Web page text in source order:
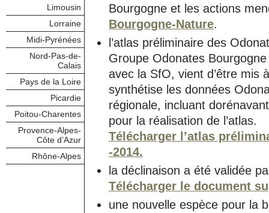
Limousin
Lorraine
Midi-Pyrénées
Nord-Pas-de-
Calais
Pays de la Loire
Picardie
Poitou-Charentes
Provence-Alpes-
Côte d’Azur
Rhône-Alpes
Bourgogne et les actions
Bourgogne-Nature.
l’atlas préliminaire des
Groupe Odonates
avec la SfO, vient d’être mis
synthétise les données
régionale, incluant
pour la réalisation de l’atlas.
Télécharger l’atlas
-2014.
la déclinaison a été validée
Télécharger le document
une nouvelle espèce pour la